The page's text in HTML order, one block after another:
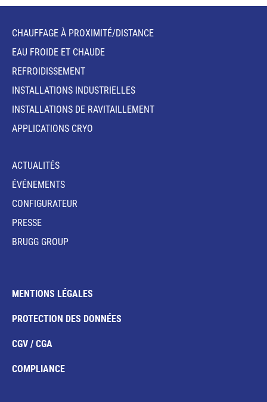
CHAUFFAGE À PROXIMITÉ/DISTANCE
EAU FROIDE ET CHAUDE
REFROIDISSEMENT
INSTALLATIONS INDUSTRIELLES
INSTALLATIONS DE RAVITAILLEMENT
APPLICATIONS CRYO
ACTUALITÉS
ÉVÉNEMENTS
CONFIGURATEUR
PRESSE
BRUGG GROUP
MENTIONS LÉGALES
PROTECTION DES DONNÉES
CGV / CGA
COMPLIANCE